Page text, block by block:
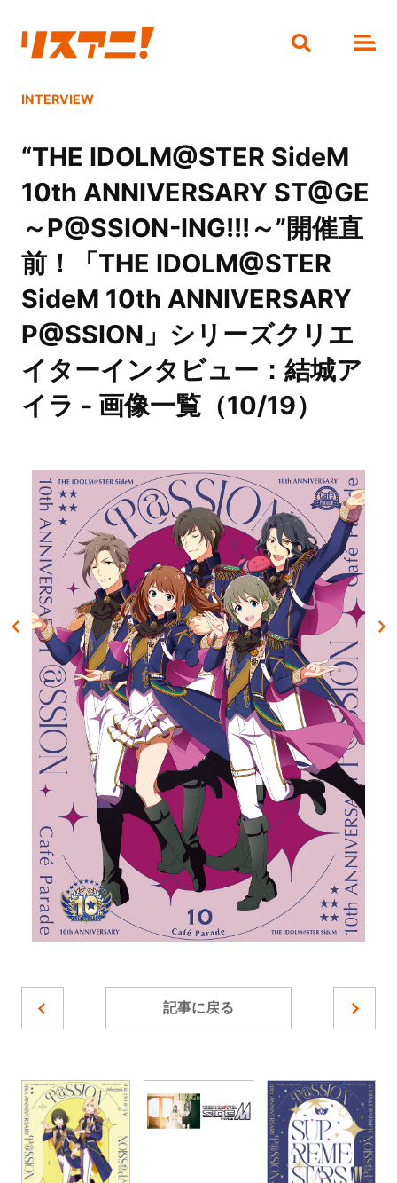
INTERVIEW
“THE IDOLM@STER SideM
10th ANNIVERSARY ST@GE
～P@SSION-ING!!!～”開催直
前！「THE IDOLM@STER
SideM 10th ANNIVERSARY
P@SSION」シリーズクリエ
イターインタビュー：結城ア
イラ - 画像一覧（10/19）
記事に戻る